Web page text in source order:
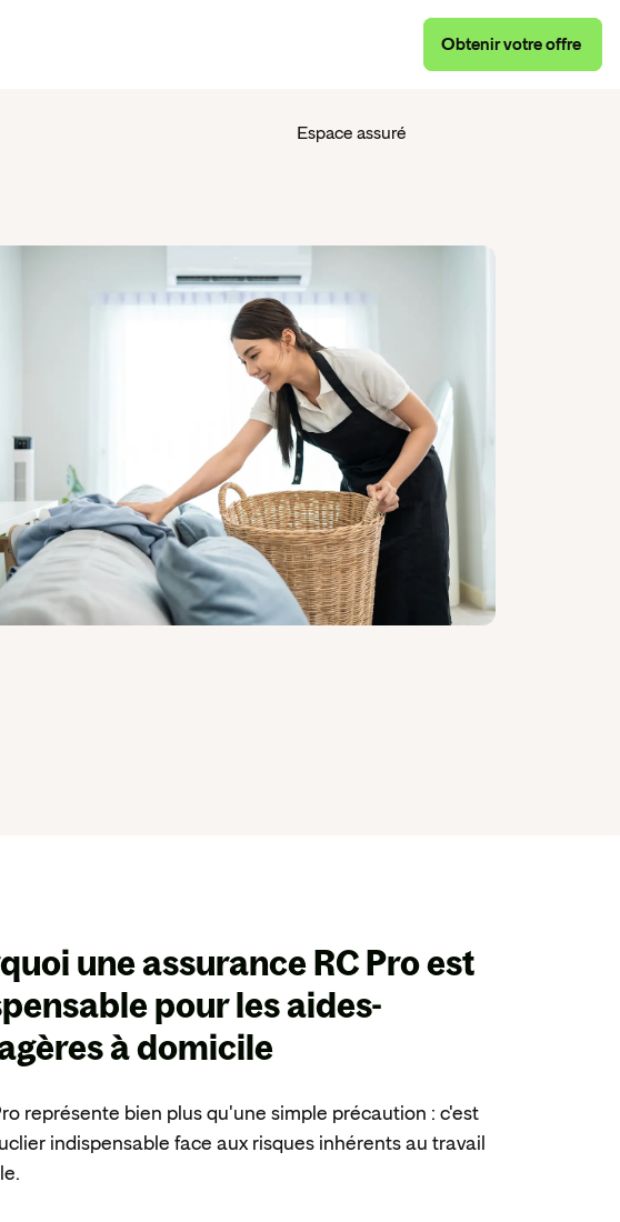
Espace assuré
Obtenirvotreoffre
une assuranceRC Pro est
pour les aides-
à domicile
représente bien plus qu'une simple précaution : c'est
indispensable face aux risques inhérents au travail